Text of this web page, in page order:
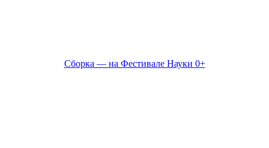
Сборка — на Фестивале Науки 0+